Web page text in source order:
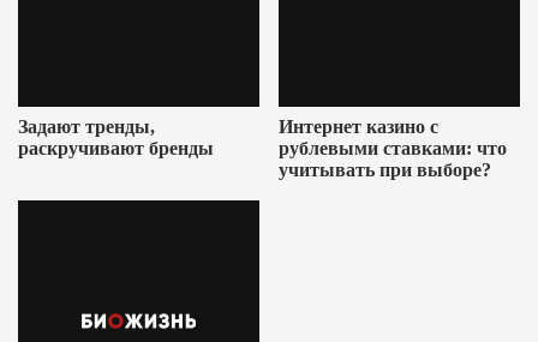
Задают тренды,
раскручивают бренды
Интернет казино с
рублевыми ставками: что
учитывать при выборе?